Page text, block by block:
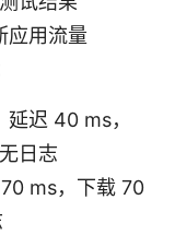
应用流量
迟 40 ms，
日志
ms，下载 70